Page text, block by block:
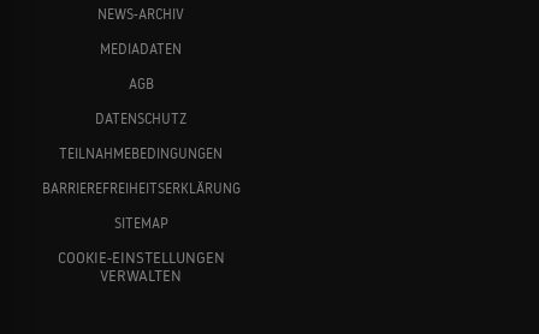
NEWS-ARCHIV
MEDIADATEN
AGB
DATENSCHUTZ
TEILNAHMEBEDINGUNGEN
BARRIEREFREIHEITSERKLÄRUNG
SITEMAP
COOKIE-EINSTELLUNGEN
VERWALTEN